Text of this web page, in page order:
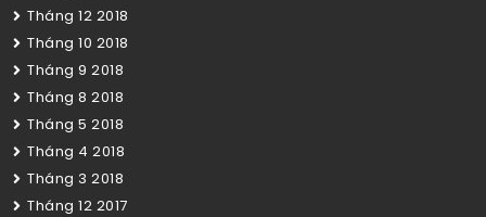
Tháng 12 2018
Tháng 10 2018
Tháng 9 2018
Tháng 8 2018
Tháng 5 2018
Tháng 4 2018
Tháng 3 2018
Tháng 12 2017